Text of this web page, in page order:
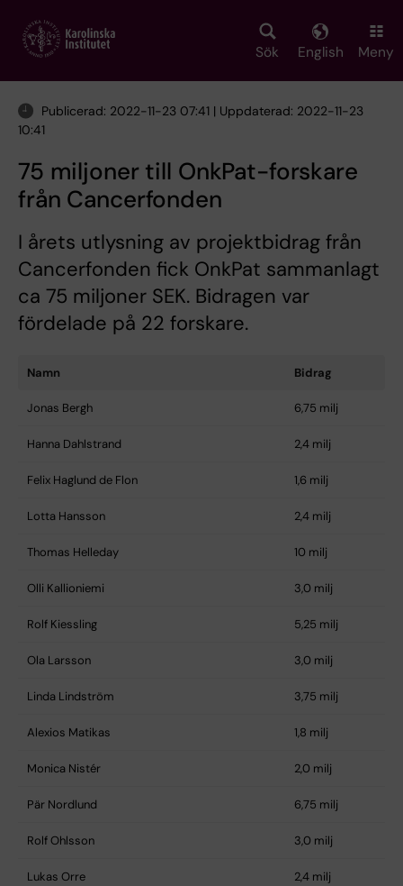
main
Sök English Meny
Publicerad: 2022-11-23 07:41 | Uppdaterad: 2022-11-23
10:41
75 miljoner till OnkPat-forskare
från Cancerfonden
I årets utlysning av projektbidrag från
Cancerfonden fick OnkPat sammanlagt
ca 75 miljoner SEK. Bidragen var
fördelade på 22 forskare.
Namn Bidrag
Jonas Bergh 6,75 milj
Hanna Dahlstrand 2,4 milj
Felix Haglund de Flon 1,6 milj
Lotta Hansson 2,4 milj
Thomas Helleday 10 milj
Olli Kallioniemi 3,0 milj
Rolf Kiessling 5,25 milj
Ola Larsson 3,0 milj
Linda Lindström 3,75 milj
Alexios Matikas 1,8 milj
Monica Nistér 2,0 milj
Pär Nordlund 6,75 milj
Rolf Ohlsson 3,0 milj
Lukas Orre 2,4 milj